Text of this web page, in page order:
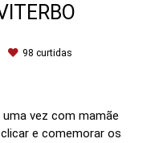
98 curtidas
vez com mamãe
e comemorar os